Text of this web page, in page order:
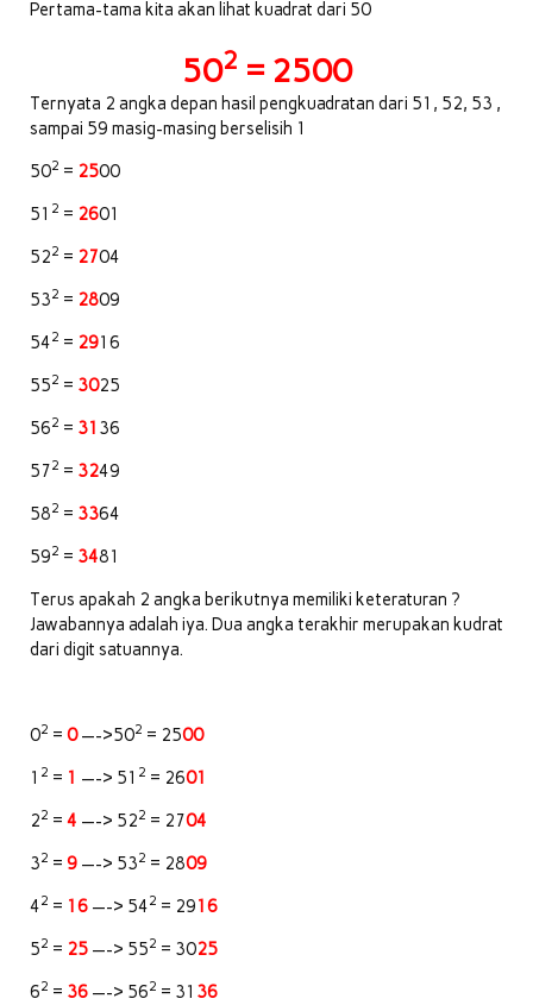
Pertama-tama kita akan lihat kuadrat dari 50
502 = 2500
Ternyata 2 angka depan hasil pengkuadratan dari 51, 52, 53 ,
sampai 59 masig-masing berselisih 1
502 = 2500
51 2 = 2601
522 = 2704
532 = 2809
542 = 2916
552 = 3025
562 = 31 36
572 = 3249
582 = 3364
592 = 3481
Terus apakah 2 angka berikutnya memiliki keteraturan ?
Jawabannya adalah iya. Dua angka terakhir merupakan kudrat
dari digit satuannya.
02 = 0—->502 = 2500
1 2 = 1 —-> 51 2 = 2601
22 = 4 —-> 522 = 2704
32 = 9 —-> 532 = 2809
42 = 16 —-> 542 = 2916
52 = 25 —-> 552 = 3025
62 = 36 —-> 562 = 31 36